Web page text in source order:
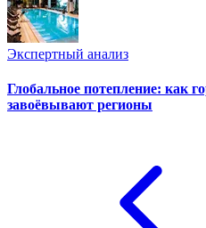
Экспертный анализ
Глобальное потепление: как
завоёвывают регионы